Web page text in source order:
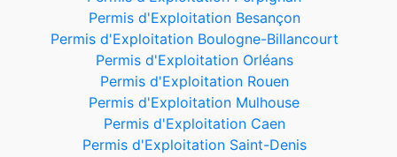
Permis d'Exploitation Besançon
Permis d'Exploitation Boulogne-Billancourt
Permis d'Exploitation Orléans
Permis d'Exploitation Rouen
Permis d'Exploitation Mulhouse
Permis d'Exploitation Caen
Permis d'Exploitation Saint-Denis